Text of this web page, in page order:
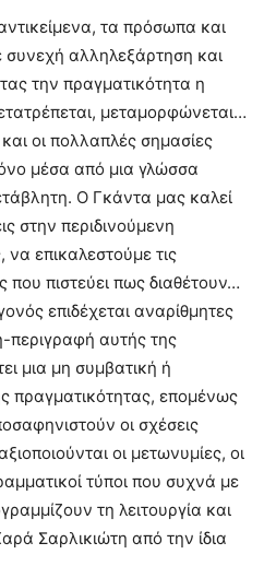
τα πρόσωπα και
συνεχή αλληλεξάρτηση και
την πραγματικότητα η
μεταμορφώνεται…
οι πολλαπλές σημασίες
μέσα από μια γλώσσα
Ο Γκάντα μας καλεί
στην περιδινούμενη
επικαλεστούμε τις
που πιστεύει πως διαθέτουν…
επιδέχεται αναρίθμητες
περιγραφή αυτής της
μια μη συμβατική ή
πραγματικότητας, επομένως
οι σχέσεις
οι μετωνυμίες, οι
τύποι που συχνά με
τη λειτουργία και
Σαρλικιώτη από την ίδια